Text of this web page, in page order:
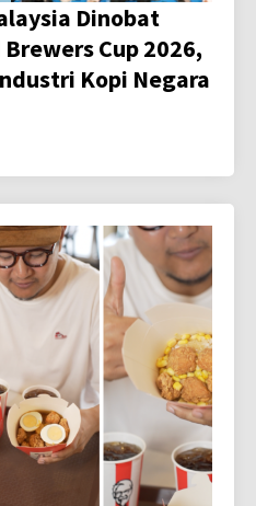
Dinobat
Cup 2026,
Kopi Negara